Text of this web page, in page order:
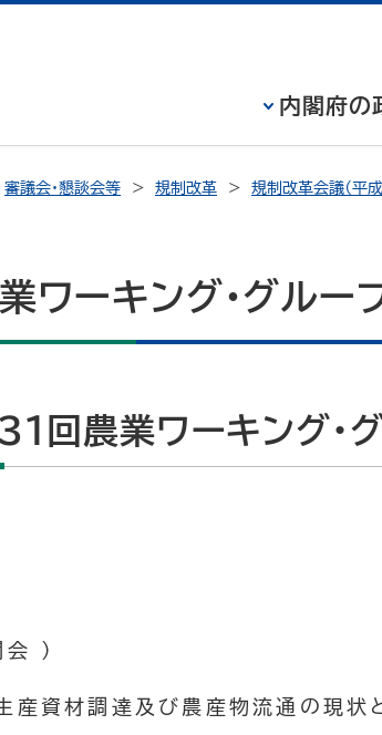
内閣府の
審議会・懇談会等 規制改革 規制改革会議（平
ワーキング・グル
回農業ワーキング・
会 ）
資材調達及び農産物流通の現状